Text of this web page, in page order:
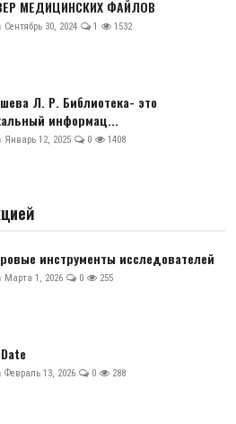
МЕДИЦИНСКИХ ФАЙЛОВ
Сентябрь 30, 2024 1 1532
Л. Р. Библиотека- это
информац...
Январь 12, 2025 0 1408
инструменты исследователей
Марта 1, 2026 0 255
Февраль 13, 2026 0 288